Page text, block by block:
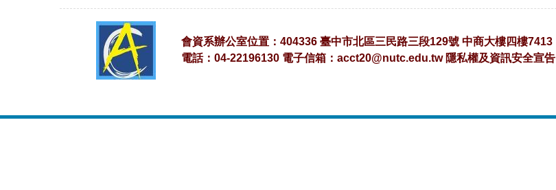
會資系辦公室位置：404336 臺中市北區三民路三段129號 中商大樓四樓7413
電話：04-22196130 電子信箱： acct20@nutc.edu.tw 隱私權及資訊安全宣告